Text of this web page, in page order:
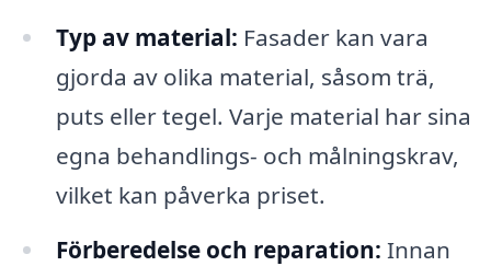
Typ av material: Fasader kan vara
gjorda av olika material, såsom trä,
puts eller tegel. Varje material har sina
egna behandlings- och målningskrav,
vilket kan påverka priset.
Förberedelse och reparation: Innan